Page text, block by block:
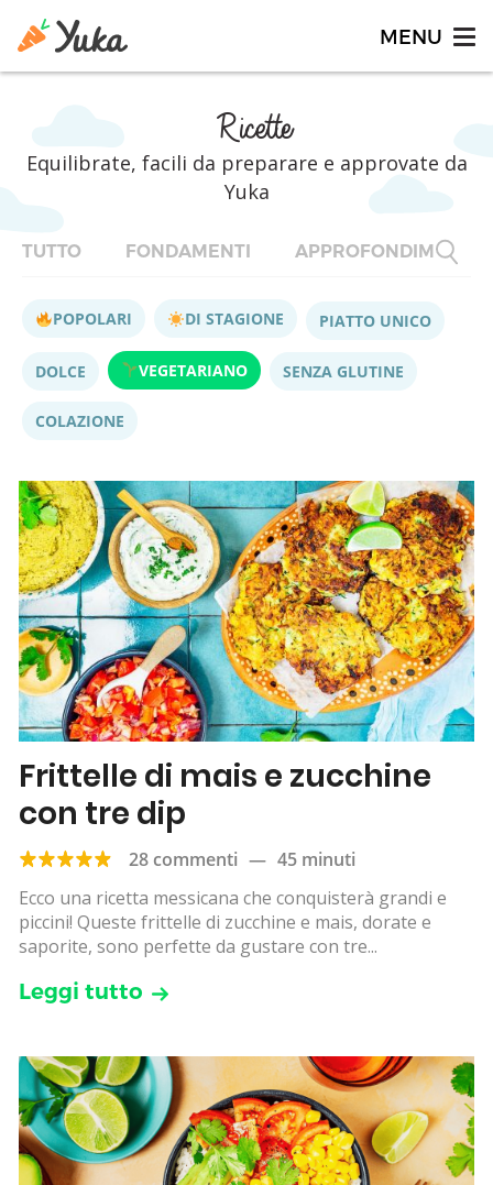
Ricette
Equilibrate, facili da preparare e approvate da
Yuka
TUTTO FONDAMENTI APPROFONDIMENTI
POPOLARI DI STAGIONE PIATTO UNICO
DOLCE VEGETARIANO SENZA GLUTINE
COLAZIONE
Frittelle di mais e zucchine
con tre dip
28 commenti — 45 minuti
Ecco una ricetta messicana che conquisterà grandi e
piccini! Queste frittelle di zucchine e mais, dorate e
saporite, sono perfette da gustare con tre...
Leggi tutto